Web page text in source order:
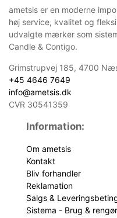
ametsis er en moderne
høj service, kvalitet og
udvalgte mærker som
Candle & Contigo.
Grimstrupvej 185, 4700
+45 4646 7649
info@ametsis.dk
CVR 30541359
Information:
Om ametsis
Kontakt
Bliv forhandler
Reklamation
Salgs &
Sistema - Brug &